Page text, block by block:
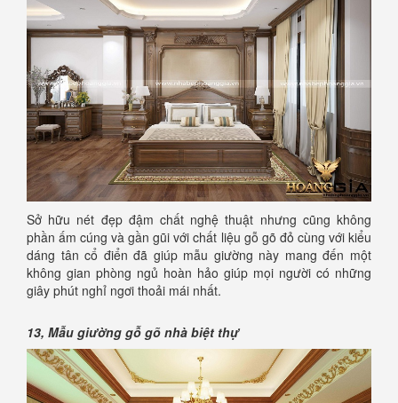
Sở hữu nét đẹp đậm chất nghệ thuật nhưng cũng không
phần ấm cúng và gần gũi với chất liệu gỗ gõ đỏ cùng với kiểu
dáng tân cổ điển đã giúp mẫu giường này mang đến một
không gian phòng ngủ hoàn hảo giúp mọi người có những
giây phút nghỉ ngơi thoải mái nhất.
13, Mẫu giường gỗ gõ nhà biệt thự